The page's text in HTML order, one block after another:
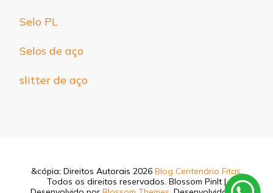
Selo PL
Selos de aço
slitter de aço
&cópia; Direitos Autorais 2026 Blog Centenário Fitas.
Todos os direitos reservados. Blossom PinIt |